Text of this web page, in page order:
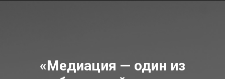
«Медиация — один из